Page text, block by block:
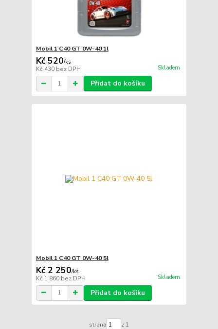
Mobil 1 C40 GT 0W-40 1l
Kč 520/ks
Kč 430 bez DPH Skladem
Přidat do košíku
Mobil 1 C40 GT 0W-40 5l
Kč 2 250/ks
Kč 1 860 bez DPH Skladem
Přidat do košíku
strana z 1